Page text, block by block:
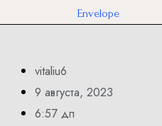
Envelope
vitaliu6
9 августа, 2023
6:57 дп